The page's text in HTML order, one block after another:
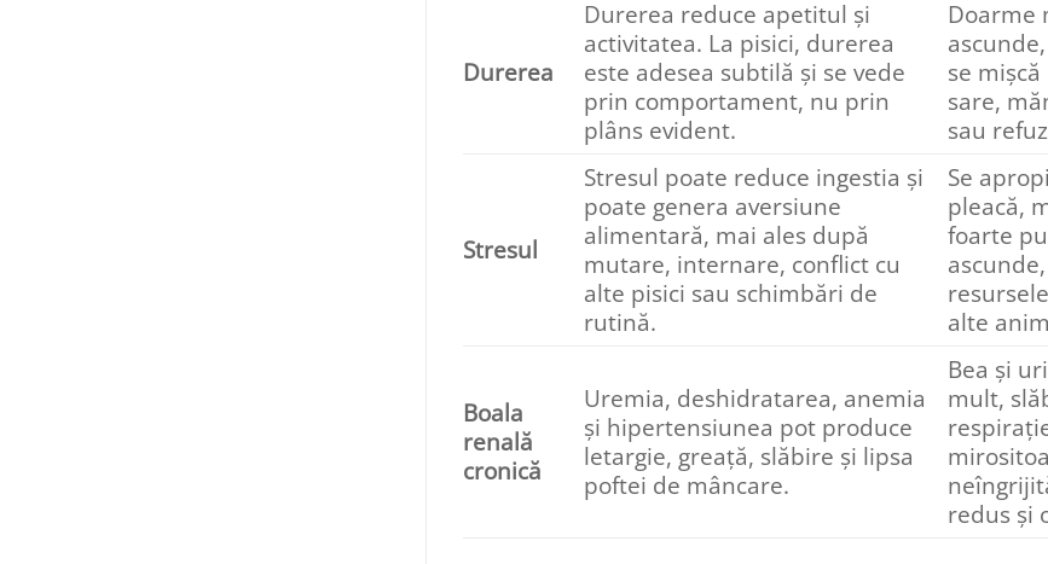
Durerea
Durerea reduce apetitul și
activitatea. La pisici, durerea
este adesea subtilă și se vede
prin comportament, nu prin
plâns evident.
Doarme
se
sare,
sau
Stresul
Stresul poate reduce ingestia și
poate genera aversiune
alimentară, mai ales după
mutare, internare, conflict cu
alte pisici sau schimbări de
rutină.
Se
pleacă,
foarte
alte
Boala
renală
cronică
Uremia, deshidratarea, anemia
și hipertensiunea pot produce
letargie, greață, slăbire și lipsa
poftei de mâncare.
Bea și
mult,
redus și